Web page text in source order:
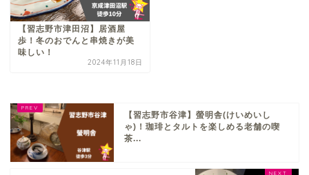
【習志野市津田沼】居酒屋
歩！冬のおでんと串焼きが美
味しい！
2024年11月18日
【習志野市谷津】螢明舎(けいめいし
ゃ)！珈琲とタルトを楽しめる老舗の喫
茶...